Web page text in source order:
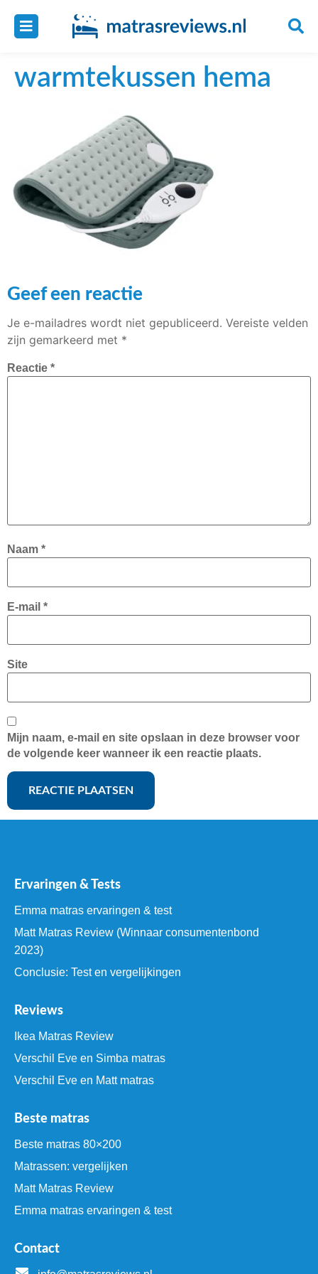
warmtekussen hema
Geef een reactie
Je e-mailadres wordt niet gepubliceerd. Vereiste velden
zijn gemarkeerd met *
Reactie *
Naam *
E-mail *
Site
Mijn naam, e-mail en site opslaan in deze browser voor
de volgende keer wanneer ik een reactie plaats.
Ervaringen & Tests
Emma matras ervaringen & test
Matt Matras Review (Winnaar consumentenbond
2023)
Conclusie: Test en vergelijkingen
Reviews
Ikea Matras Review
Verschil Eve en Simba matras
Verschil Eve en Matt matras
Beste matras
Beste matras 80×200
Matrassen: vergelijken
Matt Matras Review
Emma matras ervaringen & test
Contact